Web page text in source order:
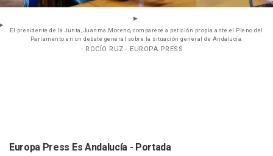
El presidente de la Junta, Juanma Moreno, comparece a petición propia ante el Pleno del
Parlamento en un debate general sobre la situación general de Andalucía.
- ROCÍO RUZ - EUROPA PRESS
Europa Press Es Andalucía - Portada